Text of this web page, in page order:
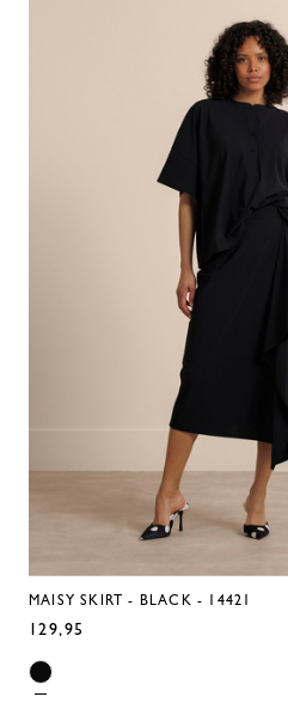
MAISY SKIRT - BLACK - 14421
129,95